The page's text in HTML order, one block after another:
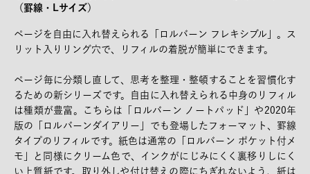
（罫線・Lサイズ）
ページを自由に入れ替えられる「ロルバーン フレキシブル」。ス
リット入りリング穴で、リフィルの着脱が簡単にできます。
ページ毎に分類し直して、思考を整理・整頓することを習慣化す
るための新シリーズです。自由に入れ替えられる中身のリフィル
は種類が豊富。こちらは「ロルバーン ノートパッド」や2020年
版の「ロルバーンダイアリー」でも登場したフォーマット、罫線
タイプのリフィルです。紙色は通常の「ロルバーン ポケット付メ
モ」と同様にクリーム色で、インクがにじみにくく裏移りしにく
い上質紙です。取り外しや付け替えの際にちぎれないよう、紙は